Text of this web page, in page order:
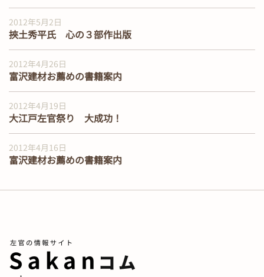
2012年5月2日
挾土秀平氏 心の３部作出版
2012年4月26日
富沢建材お薦めの書籍案内
2012年4月19日
大江戸左官祭り 大成功！
2012年4月16日
富沢建材お薦めの書籍案内